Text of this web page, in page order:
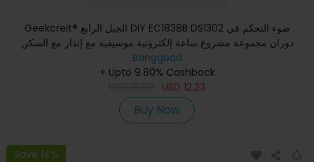
Geekcreit® الجيل الرابع DIY EC1838B DS1302 ضوء التحكم في
دوران مجموعة مشروع ساعة إلكترونية موسيقية مع إنذار مع السكن
Banggood
+ Upto 9.80% Cashback
USD 12.23
Buy Now
Save 14%